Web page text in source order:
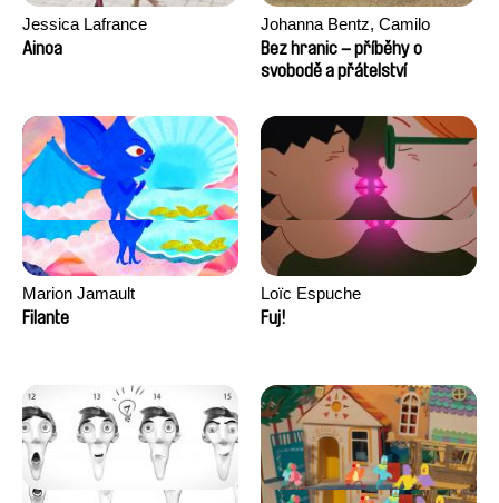
Jessica Lafrance
Ainoa
Johanna Bentz, Camilo
Colmenares, Sandra Dajani,
Madeleine Dallmeyer, Nazgol
Khaled Nawal, Nada Riyad
Bez hranic – příběhy o
svobodě a přátelství
Marion Jamault
Filante
Loïc Espuche
Fuj!